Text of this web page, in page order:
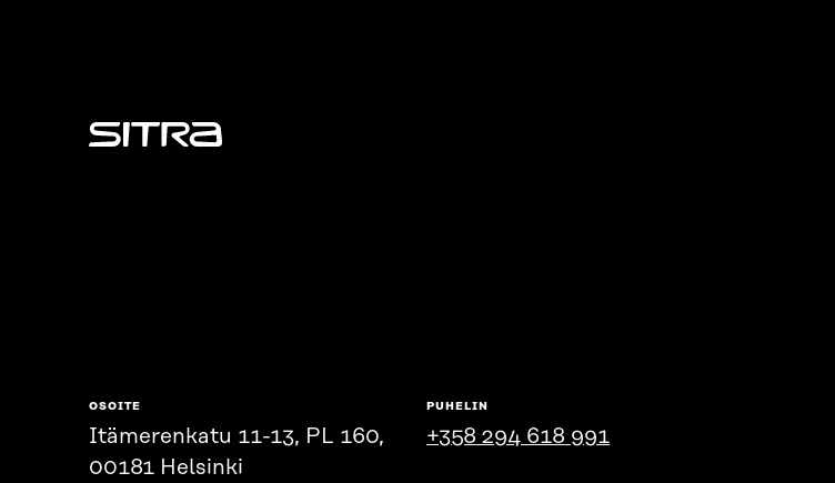
Sitra
OSOITE
Itämerenkatu 11-13, PL 160,
00181 Helsinki
PUHELIN
+358 294 618 991